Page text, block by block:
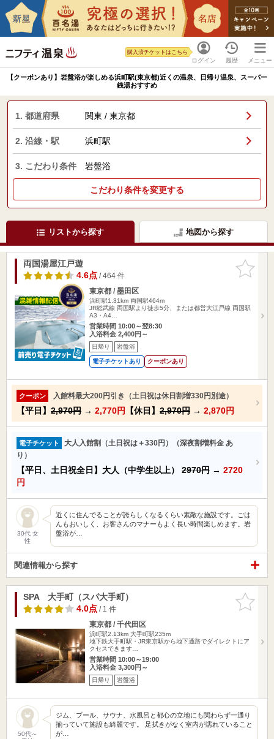
ログイン
購入済チケットはこちら
履歴 メニュー
【クーポンあり】岩盤浴が楽しめる浜町駅(東京都)近くの温泉、日帰り温泉、スーパー
銭湯おすすめ
1. 都道府県 関東 / 東京都
2. 沿線・駅 浜町駅
3. こだわり条件 岩盤浴
こだわり条件を変更する
リストから探す 地図から探す
お気に入
りに追加
両国湯屋江戸遊
4.6点/ 464 件
東京都 / 墨田区
浜町駅1.31km 両国駅464m
JR総武線 両国駅より徒歩5分、または都営大江戸線 両国駅
A3・A4…
営業時間 10:00～翌8:30
入浴料金 2,400円～
日帰り 岩盤浴
電子チケットあり クーポンあり
クーポン 入館料最大200円引き（土日祝は休日割増330円別途）
【平日】 2,970円 → 2,770円 【休日】 2,970円 → 2,870円
電子チケット
大人入館割（土日祝は＋330円）（深夜割増料金 あ
り）
【平日、土日祝全日】大人（中学生以上） 2970円 → 2720
円
30代 女
性
近くに住んでることが誇らしくなるくらい素敵な施設です。ごは
んもおいしく、お客さんのマナーもよく長い時間楽しめます。岩
盤浴が…
関連情報から探す
お気に入
りに追加
SPA 大手町（スパ大手町）
4.0点/ 1 件
東京都 / 千代田区
浜町駅2.13km 大手町駅235m
地下鉄大手町駅・JR東京駅から地下通路でダイレクトにア
クセスできます…
営業時間 10:00～19:00
入浴料金 3,300円～
日帰り 岩盤浴
50代～
ジム、プール、サウナ、水風呂と都心の立地にも関わらず一通り
揃っていて施設も綺麗です。 足拭きがなく室内が濡れていること
が…